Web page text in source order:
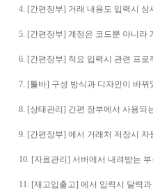
4. [간편장부] 거래 내용도 입력시 상
5. [간편장부] 계정은 코드뿐 아니라
6. [간편장부] 적요 입력시 관련 프로
7. [툴바] 구성 방식과 디자인이 바뀌
8. [상태관리] 간편 장부에서 사용되
9. [간편장부] 에서 거래처 저장시
10. [자료관리] 서버에서 내려받는
11. [재고입출고] 에서 입력시 달력